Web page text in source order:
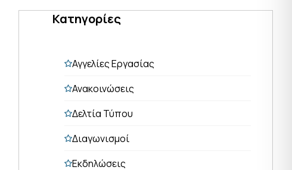
Κατηγορίες
Αγγελίες Εργασίας
Ανακοινώσεις
Δελτία Τύπου
Διαγωνισμοί
Εκδηλώσεις